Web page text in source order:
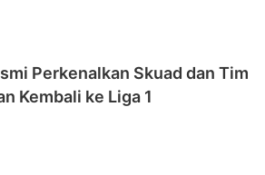
Perkenalkan Skuad dan Tim
Kembali ke Liga 1